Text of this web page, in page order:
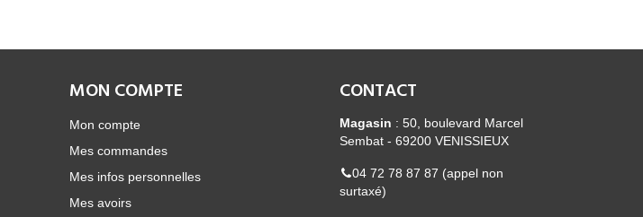
MON COMPTE
Mon compte
Mes commandes
Mes infos personnelles
Mes avoirs
CONTACT
Magasin : 50, boulevard Marcel
Sembat - 69200 VENISSIEUX
04 72 78 87 87 (appel non
surtaxé)